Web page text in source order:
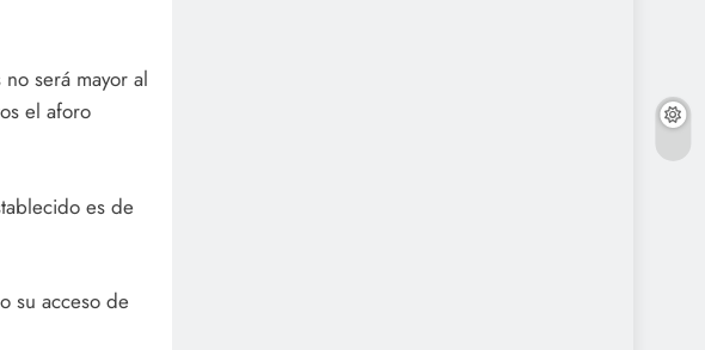
será mayor al
el aforo
es de
su acceso de